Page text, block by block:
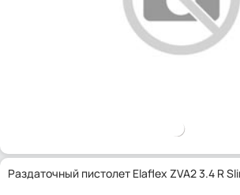
Раздаточный пистолет Elaflex ZVA2 3.4 R